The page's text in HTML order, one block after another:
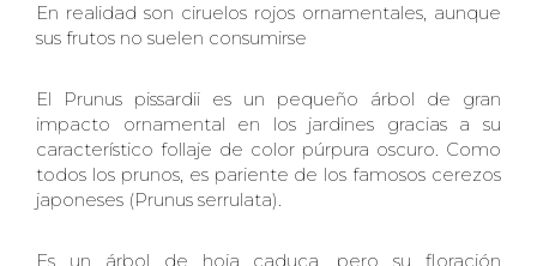
En realidad son ciruelos rojos ornamentales, aunque
sus frutos no suelen consumirse
El Prunus pissardii es un pequeño árbol de gran
impacto ornamental en los jardines gracias a su
característico follaje de color púrpura oscuro. Como
todos los prunos, es pariente de los famosos cerezos
japoneses (Prunus serrulata).
Es un árbol de hoja caduca, pero su floración